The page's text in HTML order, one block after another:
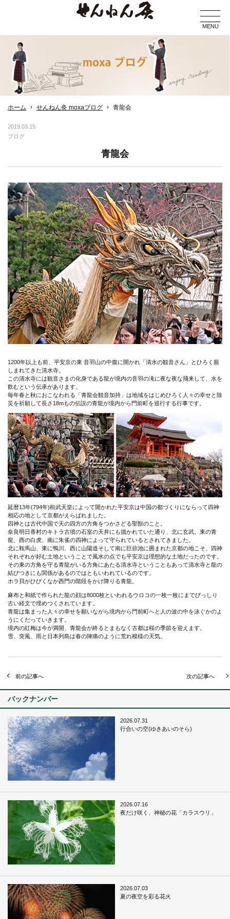
MENU
ホーム せんねん灸 moxaブログ 青龍会
2019.03.15
ブログ
青龍会
1200年以上も前、平安京の東 音羽山の中腹に開かれ「清水の観音さん」とひろく親
しまれてきた清水寺。
この清水寺には観音さまの化身である龍が境内の音羽の滝に夜な夜な飛来して、水を
飲むという伝承があります。
毎年春と秋におこなわれる「青龍会観音加持」は地域をはじめひろく人々の幸せと除
災を祈願して長さ18mもの伝説の青龍が境内から門前町を巡行する行事です。
延暦13年(794年)桓武天皇によって開かれた平安京は中国の都づくりにならって四神
相応の地として京都がえらばれました。
四神とは古代中国で天の四方の方角をつかさどる聖獣のこと。
奈良明日香村のキトラ古墳の石室の天井にも描かれていた通り、北に玄武、東の青
龍、西の白虎、南に朱雀の四神によって守られているとされてきました。
北に鞍馬山、東に鴨川、西に山陽道そして南に巨掠池に囲まれた京都の地こそ、四神
それぞれが好む土地ということで風水の点でも平安京は理想的な土地だったのです。
その東の方角を守る青龍がいる方角にあたる清水寺ということもあって清水寺と龍の
結びつきにも関係があるのではともいわれているのです。
ホラ貝がひびくなか西門の階段をかけ降りる青龍。
麻布と和紙で作られた龍の顔は8000枚といわれるウロコの一枚一枚にまでびっしり
古い経文で埋めつくされています。
青龍は集まった人々の幸せを願いながら境内から門前町へと人の波の中を泳ぐかのよ
うにくだっていきます。
境内の紅梅は今が満開、青龍会が終るとまもなく古都は桜の季節を迎えます。
雪、突風、雨と日本列島は春の陣痛のように荒れ模様の天気。
前の記事へ 次の記事へ
バックナンバー
2026.07.31
行合いの空(ゆきあいのそら)
2026.07.16
夜だけ咲く、神秘の花「カラスウリ」
2026.07.03
夏の夜空を彩る花火